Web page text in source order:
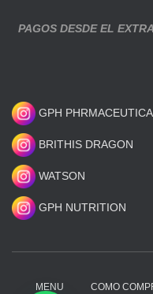
PAGOS DESDE EL
GPH
BRITHIS DRAGON
WATSON
GPH NUTRITION
MENU COMO